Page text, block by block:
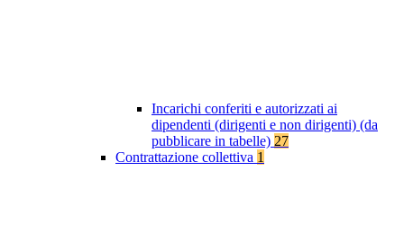
Incarichi conferiti e autorizzati ai
dipendenti (dirigenti e non dirigenti) (da
pubblicare in tabelle) 27
Contrattazione collettiva 1